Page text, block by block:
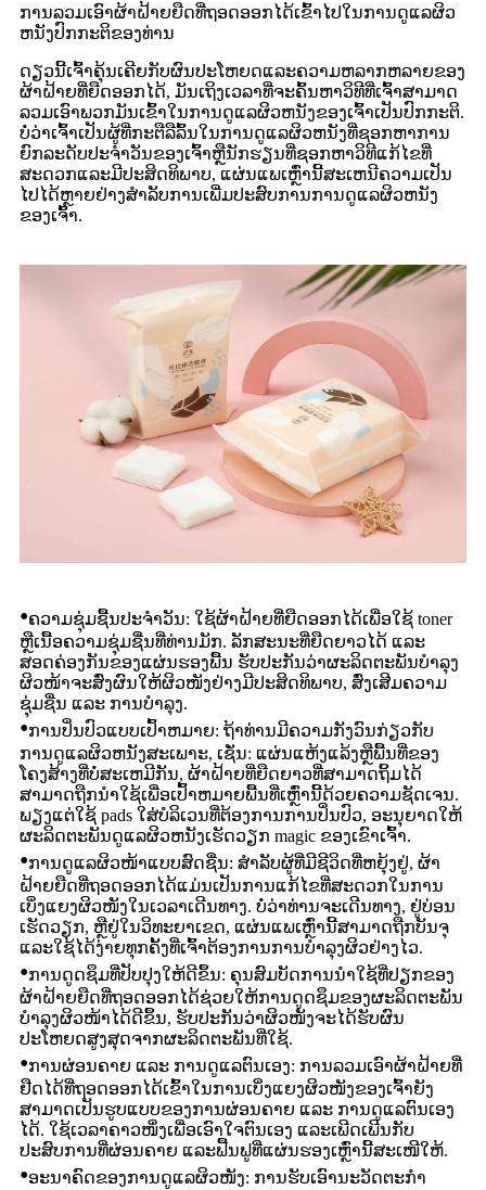
ການລວມເອົາຜ້າຝ້າຍຍືດທີ່ຖອດອອກໄດ້ເຂົ້າໄປໃນການດູແລຜິວ
ຫນັງປົກກະຕິຂອງທ່ານ
ດຽວນີ້ເຈົ້າຄຸ້ນເຄີຍກັບຜົນປະໂຫຍດແລະຄວາມຫລາກຫລາຍຂອງ
ຜ້າຝ້າຍທີ່ຍືດອອກໄດ້, ມັນເຖິງເວລາທີ່ຈະຄົ້ນຫາວິທີທີ່ເຈົ້າສາມາດ
ລວມເອົາພວກມັນເຂົ້າໃນການດູແລຜິວຫນັງຂອງເຈົ້າເປັນປົກກະຕິ.
ບໍ່ວ່າເຈົ້າເປັນຜູ້ທີ່ກະຕືລືລົ້ນໃນການດູແລຜິວຫນັງທີ່ຊອກຫາການ
ຍົກລະດັບປະຈໍາວັນຂອງເຈົ້າຫຼືນັກຮຽນທີ່ຊອກຫາວິທີແກ້ໄຂທີ່
ສະດວກແລະມີປະສິດທິພາບ, ແຜ່ນແພເຫຼົ່ານີ້ສະເຫນີຄວາມເປັນ
ໄປໄດ້ຫຼາຍຢ່າງສໍາລັບການເພີ່ມປະສົບການການດູແລຜິວຫນັງ
ຂອງເຈົ້າ.
•ຄວາມຊຸ່ມຊື້ນປະຈໍາວັນ: ໃຊ້ຜ້າຝ້າຍທີ່ຍືດອອກໄດ້ເພື່ອໃຊ້ toner
ຫຼືເນື້ອຄວາມຊຸ່ມຊື່ນທີ່ທ່ານມັກ. ລັກສະນະທີ່ຍືດຍາວໄດ້ ແລະ
ສອດຄ່ອງກັນຂອງແຜ່ນຮອງພື້ນ ຮັບປະກັນວ່າຜະລິດຕະພັນບຳລຸງ
ຜິວໜ້າຈະສົ່ງຜົນໃຫ້ຜິວໜັງຢ່າງມີປະສິດທິພາບ, ສົ່ງເສີມຄວາມ
ຊຸ່ມຊື່ນ ແລະ ການບຳລຸງ.
•ການປິ່ນປົວແບບເປົ້າຫມາຍ: ຖ້າທ່ານມີຄວາມກັງວົນກ່ຽວກັບ
ການດູແລຜິວຫນັງສະເພາະ, ເຊັ່ນ: ແຜ່ນແຫ້ງແລ້ງຫຼືພື້ນທີ່ຂອງ
ໂຄງສ້າງທີ່ບໍ່ສະເຫມີກັນ, ຜ້າຝ້າຍທີ່ຍືດຍາວທີ່ສາມາດຖິ້ມໄດ້
ສາມາດຖືກນໍາໃຊ້ເພື່ອເປົ້າຫມາຍພື້ນທີ່ເຫຼົ່ານີ້ດ້ວຍຄວາມຊັດເຈນ.
ພຽງແຕ່ໃຊ້ pads ໃສ່ບໍລິເວນທີ່ຕ້ອງການການປິ່ນປົວ, ອະນຸຍາດໃຫ້
ຜະລິດຕະພັນດູແລຜິວຫນັງເຮັດວຽກ magic ຂອງເຂົາເຈົ້າ.
•ການດູແລຜິວໜ້າແບບສົດຊື່ນ: ສໍາລັບຜູ້ທີ່ມີຊີວິດທີ່ຫຍຸ້ງຢູ່, ຜ້າ
ຝ້າຍຍືດທີ່ຖອດອອກໄດ້ແມ່ນເປັນການແກ້ໄຂທີ່ສະດວກໃນການ
ເບິ່ງແຍງຜິວໜັງໃນເວລາເດີນທາງ. ບໍ່ວ່າທ່ານຈະເດີນທາງ, ຢູ່ບ່ອນ
ເຮັດວຽກ, ຫຼືຢູ່ໃນວິທະຍາເຂດ, ແຜ່ນແພເຫຼົ່ານີ້ສາມາດຖືກບັນຈຸ
ແລະໃຊ້ໄດ້ງ່າຍທຸກຄັ້ງທີ່ເຈົ້າຕ້ອງການການບຳລຸງຜິວຢ່າງໄວ.
•ການດູດຊຶມທີ່ປັບປຸງໃຫ້ດີຂຶ້ນ: ຄຸນສົມບັດການນຳໃຊ້ທີ່ປຽກຂອງ
ຜ້າຝ້າຍຍືດທີ່ຖອດອອກໄດ້ຊ່ວຍໃຫ້ການດູດຊຶມຂອງຜະລິດຕະພັນ
ບຳລຸງຜິວໜ້າໄດ້ດີຂຶ້ນ, ຮັບປະກັນວ່າຜິວໜັງຈະໄດ້ຮັບຜົນ
ປະໂຫຍດສູງສຸດຈາກຜະລິດຕະພັນທີ່ໃຊ້.
•ການຜ່ອນຄາຍ ແລະ ການດູແລຕົນເອງ: ການລວມເອົາຜ້າຝ້າຍທີ່
ຢືດໄດ້ທີ່ຖອດອອກໄດ້ເຂົ້າໃນການເບິ່ງແຍງຜິວໜັງຂອງເຈົ້າຍັງ
ສາມາດເປັນຮູບແບບຂອງການຜ່ອນຄາຍ ແລະ ການດູແລຕົນເອງ
ໄດ້. ໃຊ້ເວລາຄາວໜຶ່ງເພື່ອເອົາໃຈຕົນເອງ ແລະເພີດເພີນກັບ
ປະສົບການທີ່ຜ່ອນຄາຍ ແລະຟື້ນຟູທີ່ແຜ່ນຮອງເຫຼົ່ານີ້ສະເໜີໃຫ້.
•ອະນາຄົດຂອງການດູແລຜິວໜັງ: ການຮັບເອົານະວັດຕະກໍາ